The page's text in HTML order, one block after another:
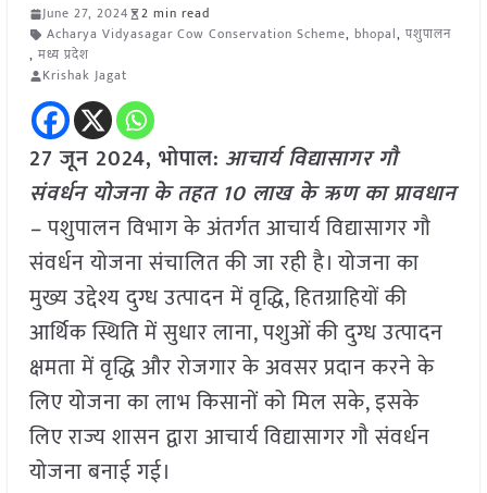
June 27, 2024
2 min read
Acharya Vidyasagar Cow Conservation Scheme, bhopal, पशुपालन
, मध्य प्रदेश
Krishak Jagat
27 जून 2024, भोपाल: आचार्य विद्यासागर गौ
संवर्धन योजना के तहत 10 लाख के ऋण का प्रावधान
–पशुपालन विभाग के अंतर्गत आचार्य विद्यासागर गौ
संवर्धन योजना संचालित की जा रही है। योजना का
मुख्य उद्देश्य दुग्ध उत्पादन में वृद्धि, हितग्राहियों की
आर्थिक स्थिति में सुधार लाना, पशुओं की दुग्ध उत्पादन
क्षमता में वृद्धि और रोजगार के अवसर प्रदान करने के
लिए योजना का लाभ किसानों को मिल सके, इसके
लिए राज्य शासन द्वारा आचार्य विद्यासागर गौ संवर्धन
योजना बनाई गई।